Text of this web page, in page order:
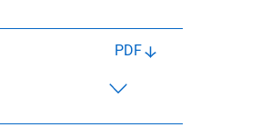
PDF